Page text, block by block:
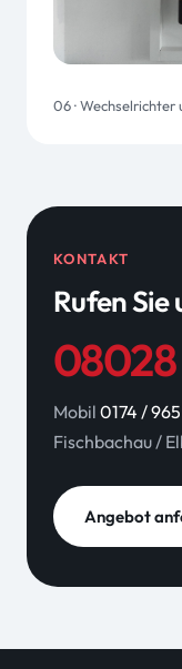
06 · Wechselrichter
KONTAKT
Rufen Sie
08028
Mobil 0174 / 965
Fischbachau /
Angebot